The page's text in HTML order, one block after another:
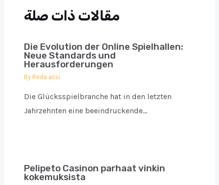
مقالات ذات صلة
Die Evolution der Online Spielhallen:
Neue Standards und
Herausforderungen
By Reda assi
Die Glücksspielbranche hat in den letzten
Jahrzehnten eine beeindruckende…
Pelipeto Casinon parhaat vinkin
kokemuksista